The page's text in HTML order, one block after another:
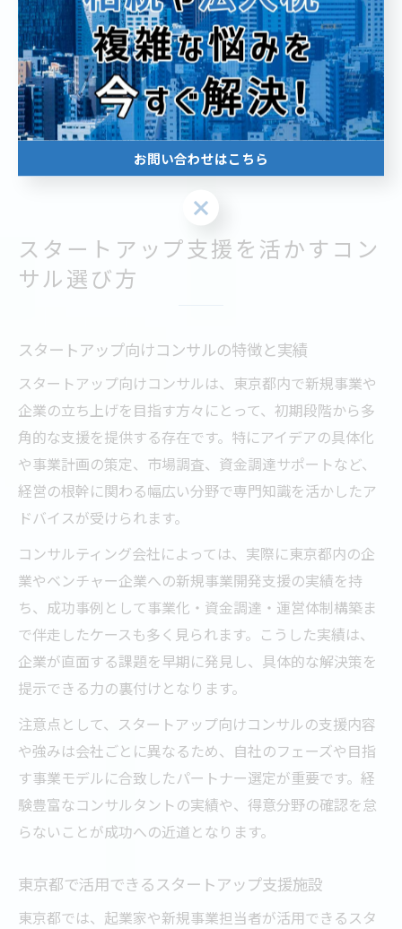
活用が効果的といえます。
実際には、初期段階で公的支援を活用し、事業が軌道に
乗ってきたら民間コンサルと連携するなど、段階的な使
い分けが推奨されます。状況に応じて最適な支援を選択
し、東京都での新規コンサル立ち上げを着実に進めまし
スタートアップ支援を活かすコン
サル選び方
スタートアップ向けコンサルの特徴と実績
スタートアップ向けコンサルは、東京都内で新規事業や
企業の立ち上げを目指す方々にとって、初期段階から多
角的な支援を提供する存在です。特にアイデアの具体化
や事業計画の策定、市場調査、資金調達サポートなど、
経営の根幹に関わる幅広い分野で専門知識を活かしたア
ドバイスが受けられます。
コンサルティング会社によっては、実際に東京都内の企
業やベンチャー企業への新規事業開発支援の実績を持
ち、成功事例として事業化・資金調達・運営体制構築ま
で伴走したケースも多く見られます。こうした実績は、
企業が直面する課題を早期に発見し、具体的な解決策を
提示できる力の裏付けとなります。
注意点として、スタートアップ向けコンサルの支援内容
や強みは会社ごとに異なるため、自社のフェーズや目指
す事業モデルに合致したパートナー選定が重要です。経
験豊富なコンサルタントの実績や、得意分野の確認を怠
らないことが成功への近道となります。
東京都で活用できるスタートアップ支援施設
東京都では、起業家や新規事業担当者が活用できるスタ
お問い合わせはこちら
お問い合わせはこちら